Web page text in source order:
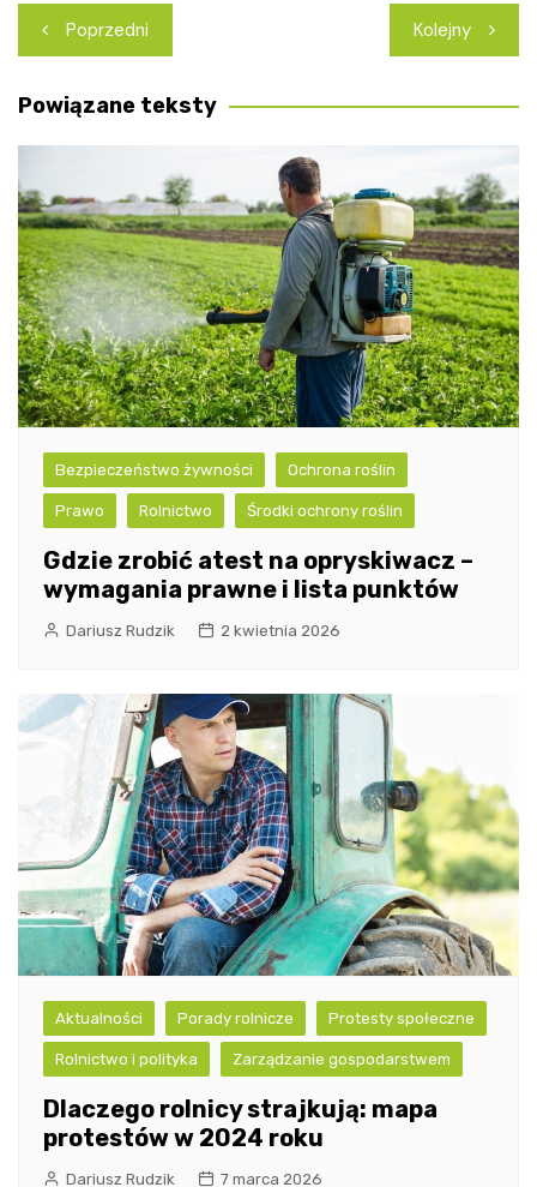
Nawigacja
wpisu
Poprzedni Kolejny
Powiązane teksty
Bezpieczeństwo żywności Ochrona roślin
Prawo Rolnictwo Środki ochrony roślin
Gdzie zrobić atest na opryskiwacz –
wymagania prawne i lista punktów
Dariusz Rudzik 2 kwietnia 2026
Aktualności Porady rolnicze Protesty społeczne
Rolnictwo i polityka Zarządzanie gospodarstwem
Dlaczego rolnicy strajkują: mapa
protestów w 2024 roku
Dariusz Rudzik 7 marca 2026